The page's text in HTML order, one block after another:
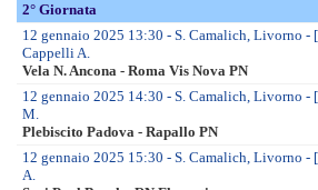
RSS Feed
Facebook
Twitter